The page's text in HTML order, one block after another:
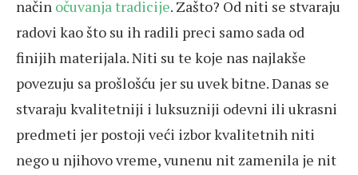
način očuvanja tradicije. Zašto? Od niti se stvaraju
radovi kao što su ih radili preci samo sada od
finijih materijala. Niti su te koje nas najlakše
povezuju sa prošlošću jer su uvek bitne. Danas se
stvaraju kvalitetniji i luksuzniji odevni ili ukrasni
predmeti jer postoji veći izbor kvalitetnih niti
nego u njihovo vreme, vunenu nit zamenila je nit